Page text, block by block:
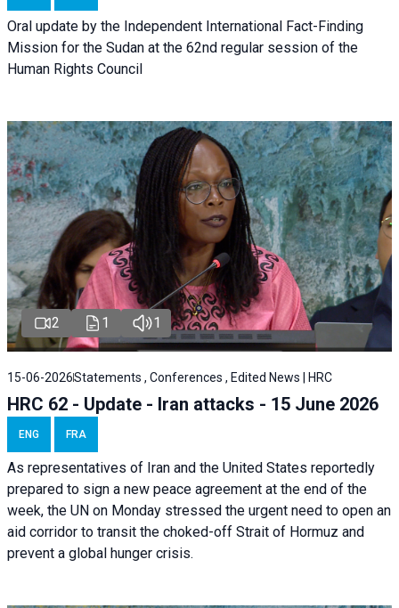
Oral update by the Independent International Fact-Finding
Mission for the Sudan at the 62nd regular session of the
Human Rights Council
2 1 1
15-06-2026Statements , Conferences , Edited News | HRC
HRC 62 - Update - Iran attacks - 15 June 2026
ENG FRA
As representatives of Iran and the United States reportedly
prepared to sign a new peace agreement at the end of the
week, the UN on Monday stressed the urgent need to open an
aid corridor to transit the choked-off Strait of Hormuz and
prevent a global hunger crisis.